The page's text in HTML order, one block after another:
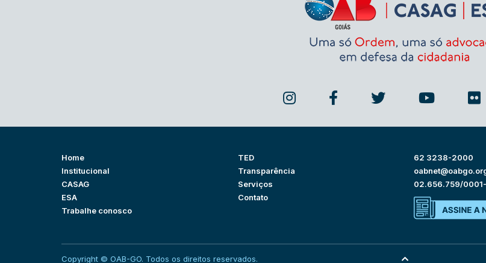
Home
Institucional
CASAG
ESA
Trabalhe conosco
TED
Transparência
Serviços
Contato
62 3238-2000
02.656.759/
Copyright © OAB-GO. Todos os direitos reservados.